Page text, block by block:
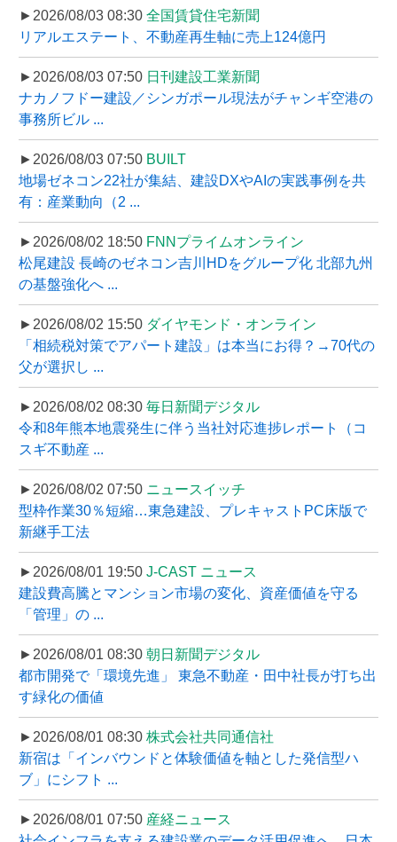
►2026/08/03 08:30 全国賃貸住宅新聞
リアルエステート、不動産再生軸に売上124億円
►2026/08/03 07:50 日刊建設工業新聞
ナカノフドー建設／シンガポール現法がチャンギ空港の
事務所ビル ...
►2026/08/03 07:50 BUILT
地場ゼネコン22社が集結、建設DXやAIの実践事例を共
有：産業動向（2 ...
►2026/08/02 18:50 FNNプライムオンライン
松尾建設 長崎のゼネコン吉川HDをグループ化 北部九州
の基盤強化へ ...
►2026/08/02 15:50 ダイヤモンド・オンライン
「相続税対策でアパート建設」は本当にお得？→70代の
父が選択し ...
►2026/08/02 08:30 毎日新聞デジタル
令和8年熊本地震発生に伴う当社対応進捗レポート（コ
スギ不動産 ...
►2026/08/02 07:50 ニュースイッチ
型枠作業30％短縮…東急建設、プレキャストPC床版で
新継手工法
►2026/08/01 19:50 J-CAST ニュース
建設費高騰とマンション市場の変化、資産価値を守る
「管理」の ...
►2026/08/01 08:30 朝日新聞デジタル
都市開発で「環境先進」 東急不動産・田中社長が打ち出
す緑化の価値
►2026/08/01 08:30 株式会社共同通信社
新宿は「インバウンドと体験価値を軸とした発信型ハ
ブ」にシフト ...
►2026/08/01 07:50 産経ニュース